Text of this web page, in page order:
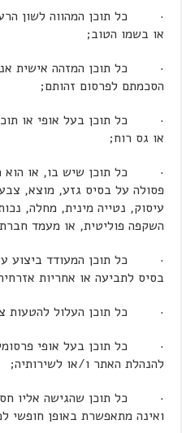
· כל תוכן המהווה לשון הרע
או בשמו הטוב;
· כל תוכן המזהה אישית
הסכמתם לפרסום זהותם;
· כל תוכן בעל אופי או תוכן
או גס רוח;
· כל תוכן שיש בו, או הוא
פסולה על בסיס גזע, מוצא,
עיסוק, נטייה מינית, מחלה,
השקפה פוליטית, או מעמד
· כל תוכן המעודד ביצוע
בסיס לתביעה או אחריות
· כל תוכן העלול להטעות
· כל תוכן בעל אופי פרסומי
להנהלת האתר ו/או לשירותיה;
· כל תוכן שהגישה אליו
ואינה מתאפשרת באופן חופשי